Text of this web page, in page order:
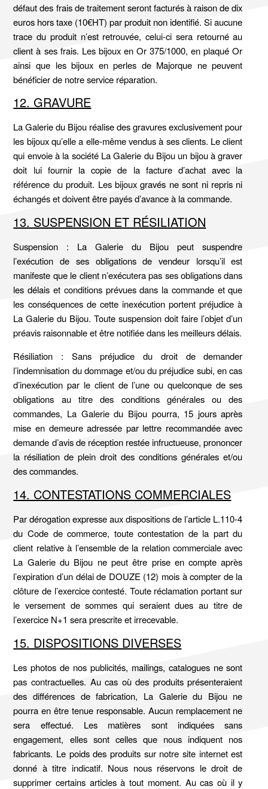
défaut des frais de traitement seront facturés à raison de dix
euros hors taxe (10€HT) par produit non identifié. Si aucune
trace du produit n’est retrouvée, celui-ci sera retourné au
client à ses frais. Les bijoux en Or 375/1000, en plaqué Or
ainsi que les bijoux en perles de Majorque ne peuvent
bénéficier de notre service réparation.
12. GRAVURE
La Galerie du Bijou réalise des gravures exclusivement pour
les bijoux qu’elle a elle-même vendus à ses clients. Le client
qui envoie à la société La Galerie du Bijou un bijou à graver
doit lui fournir la copie de la facture d’achat avec la
référence du produit. Les bijoux gravés ne sont ni repris ni
échangés et doivent être payés d’avance à la commande.
13. SUSPENSION ET RÉSILIATION
Suspension : La Galerie du Bijou peut suspendre
l’exécution de ses obligations de vendeur lorsqu’il est
manifeste que le client n’exécutera pas ses obligations dans
les délais et conditions prévues dans la commande et que
les conséquences de cette inexécution portent préjudice à
La Galerie du Bijou. Toute suspension doit faire l’objet d’un
préavis raisonnable et être notifiée dans les meilleurs délais.
Résiliation : Sans préjudice du droit de demander
l’indemnisation du dommage et/ou du préjudice subi, en cas
d’inexécution par le client de l’une ou quelconque de ses
obligations au titre des conditions générales ou des
commandes, La Galerie du Bijou pourra, 15 jours après
mise en demeure adressée par lettre recommandée avec
demande d’avis de réception restée infructueuse, prononcer
la résiliation de plein droit des conditions générales et/ou
des commandes.
14. CONTESTATIONS COMMERCIALES
Par dérogation expresse aux dispositions de l’article L.110-4
du Code de commerce, toute contestation de la part du
client relative à l’ensemble de la relation commerciale avec
La Galerie du Bijou ne peut être prise en compte après
l’expiration d’un délai de DOUZE (12) mois à compter de la
clôture de l’exercice contesté. Toute réclamation portant sur
le versement de sommes qui seraient dues au titre de
l’exercice N+1 sera prescrite et irrecevable.
15. DISPOSITIONS DIVERSES
Les photos de nos publicités, mailings, catalogues ne sont
pas contractuelles. Au cas où des produits présenteraient
des différences de fabrication, La Galerie du Bijou ne
pourra en être tenue responsable. Aucun remplacement ne
sera effectué. Les matières sont indiquées sans
engagement, elles sont celles que nous indiquent nos
fabricants. Le poids des produits sur notre site internet est
donné à titre indicatif. Nous nous réservons le droit de
supprimer certains articles à tout moment. Au cas où il y